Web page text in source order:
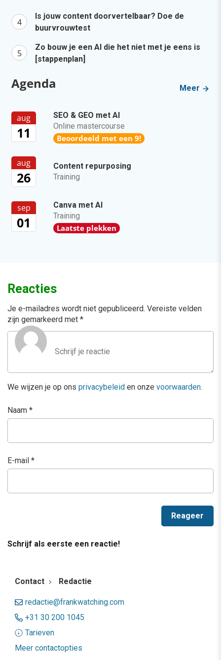
Is jouw content doorvertelbaar? Doe de
buurvrouwtest
Zo bouw je een AI die het niet met je eens is
[stappenplan]
Agenda Meer
aug
11
SEO & GEO met AI
Online mastercourse
Beoordeeld met een 9!
aug
26
Content repurposing
Training
sep
01
Canva met AI
Training
Laatste plekken
Reacties
Je e-mailadres wordt niet gepubliceerd. Vereiste velden
zijn gemarkeerd met *
We wijzen je op ons privacybeleid en onze voorwaarden.
Naam *
E-mail *
Schrijf als eerste een reactie!
Contact Redactie
redactie@frankwatching.com
+31 30 200 1045
Tarieven
Meer contactopties